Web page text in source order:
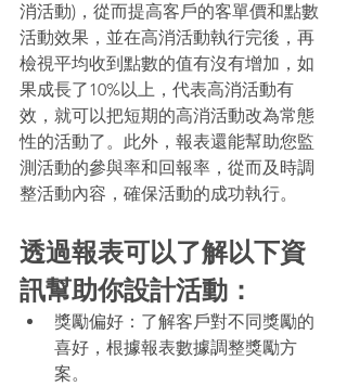
消活動)，從而提高客戶的客單價和點數
活動效果，並在高消活動執行完後，再
檢視平均收到點數的值有沒有增加，如
果成長了10%以上，代表高消活動有
效，就可以把短期的高消活動改為常態
性的活動了。此外，報表還能幫助您監
測活動的參與率和回報率，從而及時調
整活動內容，確保活動的成功執行。
透過報表可以了解以下資
訊幫助你設計活動：
獎勵偏好：了解客戶對不同獎勵的
喜好，根據報表數據調整獎勵方
案。